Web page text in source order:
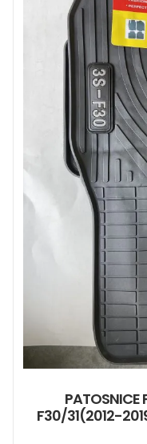
PATOSNICE
F30/31(2012-